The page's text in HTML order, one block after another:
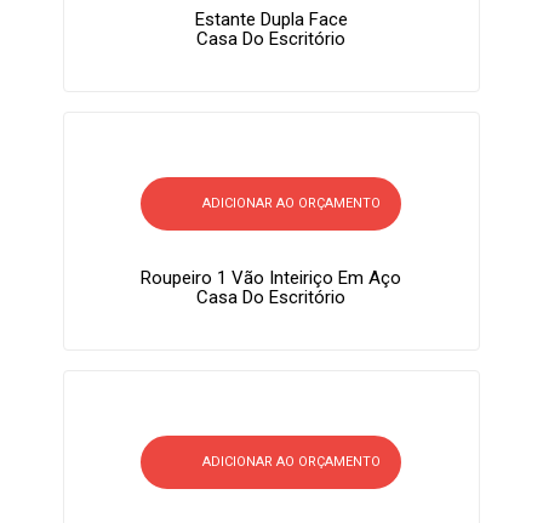
Estante Dupla Face
Casa Do Escritório
ADICIONAR AO ORÇAMENTO
Roupeiro 1 Vão Inteiriço Em Aço
Casa Do Escritório
ADICIONAR AO ORÇAMENTO